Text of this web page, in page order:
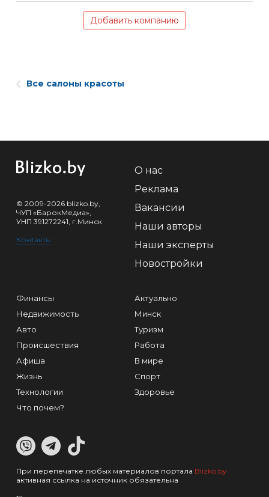
Добавить компанию
Все салоны красоты
© 2009-2026 blizko.by,
ЧУП «БарокМедиа»,
УНП 391272241, г.Минск
Контакты
О нас
Реклама
Вакансии
Наши авторы
Наши эксперты
Новостройки
Финансы
Недвижимость
Авто
Происшествия
Афиша
Жизнь
Технологии
Что почем?
Актуально
Минск
Туризм
Работа
В мире
Спорт
Здоровье
При перепечатке любых материалов портала Blizko.by
активная ссылка на источник обязательна